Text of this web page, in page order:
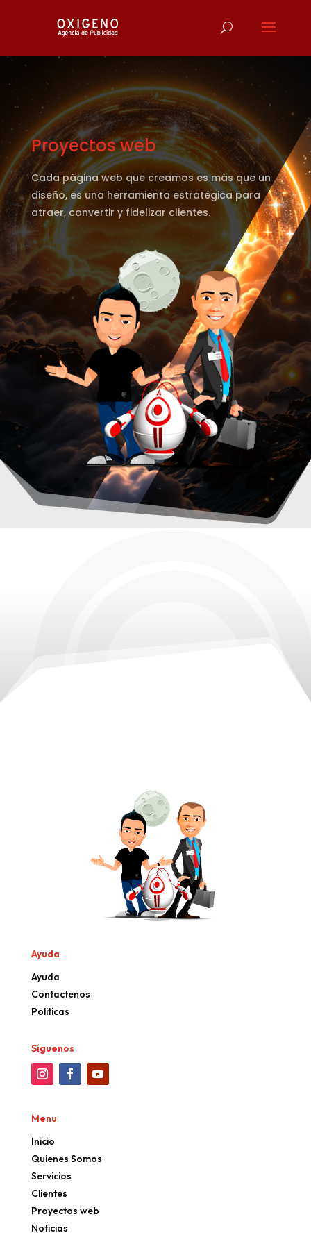
Reproductor
Proyectos web
Cada página web que creamos es más que un
diseño, es una herramienta estratégica para
atraer, convertir y fidelizar clientes.
Ayuda
Ayuda
Contactenos
Politicas
Síguenos
Menu
Inicio
Quienes Somos
Servicios
Clientes
Proyectos web
Noticias